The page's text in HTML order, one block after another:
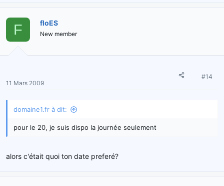
F floES
New member
11 Mars 2009
#14
domaine1.fr à dit:
pour le 20, je suis dispo la journée seulement
alors c'était quoi ton date preferé?